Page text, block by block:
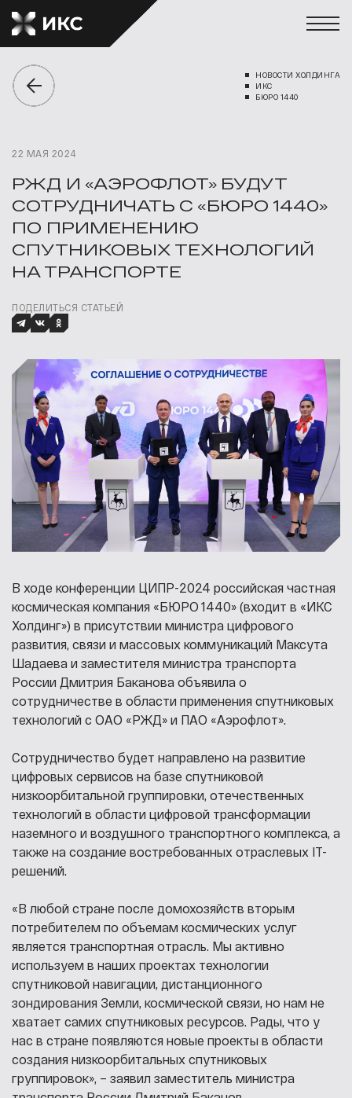
НОВОСТИ ХОЛДИНГА
ИКС
БЮРО 1440
22 МАЯ 2024
РЖД И «АЭРОФЛОТ» БУДУТ
СОТРУДНИЧАТЬ С «БЮРО 1440»
ПО ПРИМЕНЕНИЮ
СПУТНИКОВЫХ ТЕХНОЛОГИЙ
НА ТРАНСПОРТЕ
ПОДЕЛИТЬСЯ СТАТЬЕЙ
В ходе конференции ЦИПР-2024 российская частная
космическая компания «БЮРО 1440» (входит в «ИКС
Холдинг») в присутствии министра цифрового
развития, связи и массовых коммуникаций Максута
Шадаева и заместителя министра транспорта
России Дмитрия Баканова объявила о
сотрудничестве в области применения спутниковых
технологий с ОАО «РЖД» и ПАО «Аэрофлот».
Сотрудничество будет направлено на развитие
цифровых сервисов на базе спутниковой
низкоорбитальной группировки, отечественных
технологий в области цифровой трансформации
наземного и воздушного транспортного комплекса, а
также на создание востребованных отраслевых IT-
решений.
«В любой стране после домохозяйств вторым
потребителем по объемам космических услуг
является транспортная отрасль. Мы активно
используем в наших проектах технологии
спутниковой навигации, дистанционного
зондирования Земли, космической связи, но нам не
хватает самих спутниковых ресурсов. Рады, что у
нас в стране появляются новые проекты в области
создания низкоорбитальных спутниковых
группировок», – заявил заместитель министра